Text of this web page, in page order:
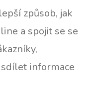
způsob, jak
a spojit se se
informace